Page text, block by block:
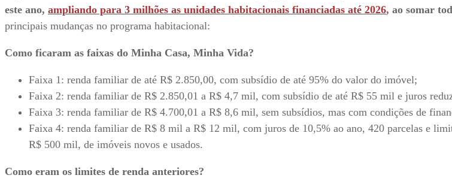
este ano, ampliando para 3 milhões as unidades habitacionais financiadas até 2026, ao somar
principais mudanças no programa habitacional:
Como ficaram as faixas do Minha Casa, Minha Vida?
Faixa 1: renda familiar de até R$ 2.850,00, com subsídio de até 95% do valor do imóvel;
Faixa 2: renda familiar de R$ 2.850,01 a R$ 4,7 mil, com subsídio de até R$ 55 mil e juros
Faixa 3: renda familiar de R$ 4.700,01 a R$ 8,6 mil, sem subsídios, mas com condições de
Faixa 4: renda familiar de R$ 8 mil a R$ 12 mil, com juros de 10,5% ao ano, 420 parcelas e
R$ 500 mil, de imóveis novos e usados.
Como eram os limites de renda anteriores?